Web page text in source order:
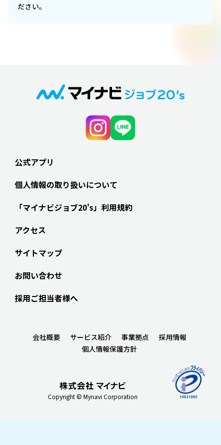
ださい。
公式アプリ
個人情報の取り扱いについて
「マイナビジョブ20’s」利用規約
アクセス
サイトマップ
お問い合わせ
採用ご担当者様へ
Copyright © Mynavi Corporation
会社概要 サービス紹介 事業拠点
採用情報
個人情報保護方針